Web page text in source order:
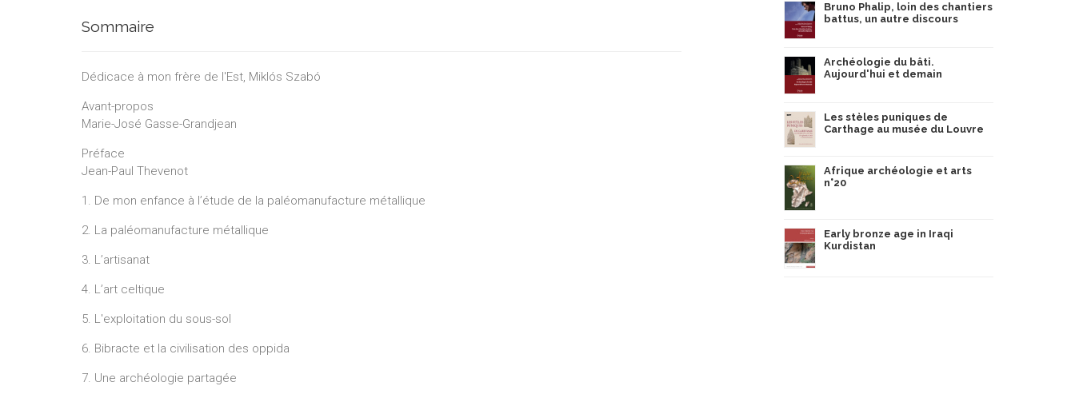
Sommaire
Dédicace à mon frère de l'Est, Miklós Szabó
Avant-propos
Marie-José Gasse-Grandjean
Préface
Jean-Paul Thevenot
1. De mon enfance à l’étude de la paléomanufacture métallique
2. La paléomanufacture métallique
3. L’artisanat
4. L’art celtique
5. L'exploitation du sous-sol
6. Bibracte et la civilisation des oppida
7. Une archéologie partagée
Bruno Phalip, loin des chantiers
battus, un autre discours
Archéologie du bâti.
Aujourd'hui et demain
Les stèles puniques de
Carthage au musée du Louvre
Afrique archéologie et arts
n°20
Early bronze age in Iraqi
Kurdistan